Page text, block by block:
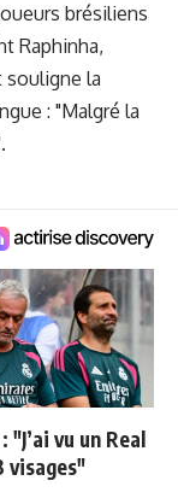
brésiliens
Raphinha,
souligne la
: "Malgré la
vu un Real
visages"